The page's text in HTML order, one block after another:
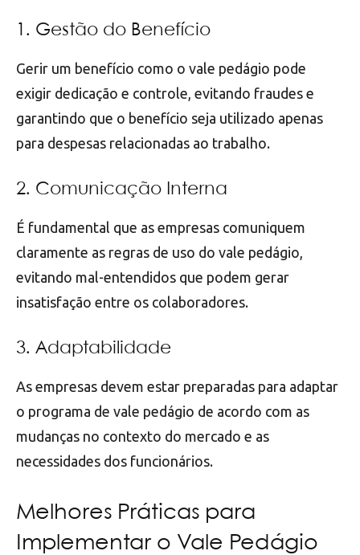
1. Gestão do Benefício
Gerir um benefício como o vale pedágio pode
exigir dedicação e controle, evitando fraudes e
garantindo que o benefício seja utilizado apenas
para despesas relacionadas ao trabalho.
2. Comunicação Interna
É fundamental que as empresas comuniquem
claramente as regras de uso do vale pedágio,
evitando mal-entendidos que podem gerar
insatisfação entre os colaboradores.
3. Adaptabilidade
As empresas devem estar preparadas para adaptar
o programa de vale pedágio de acordo com as
mudanças no contexto do mercado e as
necessidades dos funcionários.
Melhores Práticas para
Implementar o Vale Pedágio